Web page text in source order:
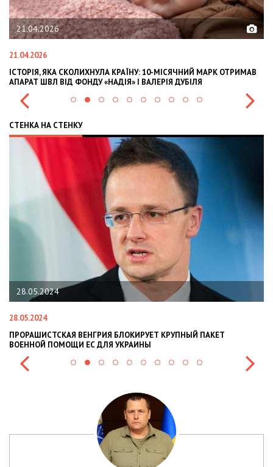
21.04.2026
21.04.2026
ІСТОРІЯ, ЯКА СКОЛИХНУЛА КРАЇНУ: 10-МІСЯЧНИЙ МАРК ОТРИМАВ
АПАРАТ ШВЛ ВІД ФОНДУ «НАДІЯ» І ВАЛЕРІЯ ДУБІЛЯ
СТЕНКА НА СТЕНКУ
28.05.2024
28.05.2024
ПРОРАШИСТСКАЯ ВЕНГРИЯ БЛОКИРУЕТ КРУПНЫЙ ПАКЕТ
ВОЕННОЙ ПОМОЩИ ЕС ДЛЯ УКРАИНЫ